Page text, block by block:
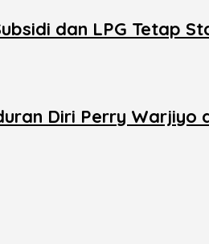
dan LPG Tetap
Diri Perry Warjiyo